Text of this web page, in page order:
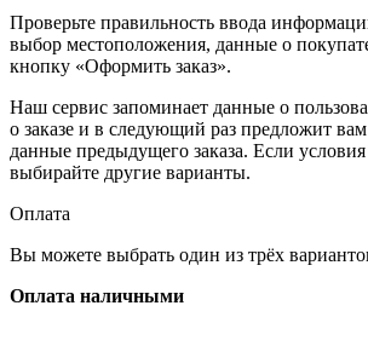
Проверьте правильность ввода
выбор местоположения, данные о
кнопку «Оформить заказ».
Наш сервис запоминает данные о
о заказе и в следующий раз предложит
данные предыдущего заказа. Если
выбирайте другие варианты.
Оплата
Вы можете выбрать один из трёх
Оплата наличными